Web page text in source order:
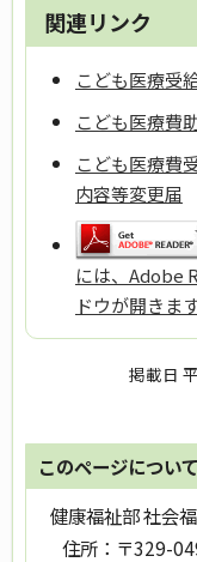
関連リンク
こども医療受
こども医療費
こども医療費
内容等変更届
には、Adobe
ドウが開きます
掲載日
このページについ
健康福祉部 社会
住所： 〒329-